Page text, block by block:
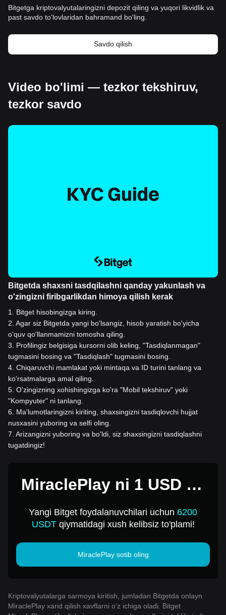
Bitgetga kriptovalyutalaringizni depozit qiling va yuqori likvidlik va
past savdo to'lovlaridan bahramand bo'ling.
Savdo qilish
Video bo'limi — tezkor tekshiruv,
tezkor savdo
Bitgetda shaxsni tasdqilashni qanday yakunlash va
o'zingizni firibgarlikdan himoya qilish kerak
1
Bitget hisobingizga kiring.
2 Agar siz Bitgetda yangi bo'lsangiz, hisob yaratish bo'yicha
o'quv qo'llanmamizni tomosha qiling.
3
Profilingiz belgisiga kursorni olib keling, "Tasdiqlanmagan"
tugmasini bosing va "Tasdiqlash" tugmasini bosing.
4 Chiqaruvchi mamlakat yoki mintaqa va ID turini tanlang va
ko'rsatmalarga amal qiling.
5 O'zingizning xohishingizga ko'ra "Mobil tekshiruv" yoki
"Kompyuter" ni tanlang.
6
Ma'lumotlaringizni kiriting, shaxsingizni tasdiqlovchi hujjat
nusxasini yuboring va selfi oling.
7 Arizangizni yuboring va bo'ldi, siz shaxsingizni tasdiqlashni
tugatdingiz!
MiraclePlay ni 1 USD ga
Yangi Bitget foydalanuvchilari uchun 6200
USDTqiymatidagi xush kelibsiz to'plami!
MiraclePlay sotib oling
Kriptovalyutalarga sarmoya kiritish, jumladan Bitgetda onlayn
MiraclePlay xarid qilish xavflarni o‘z ichiga oladi. Bitget